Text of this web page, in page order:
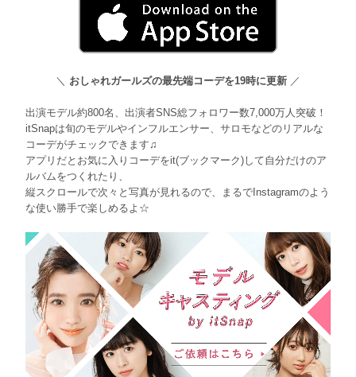
＼ おしゃれガールズの最先端コーデを19時に更新 ／
出演モデル約800名、出演者SNS総フォロワー数7,000万人突破！
itSnapは旬のモデルやインフルエンサー、サロモなどのリアルな
コーデがチェックできます♫
アプリだとお気に入りコーデをit(ブックマーク)して自分だけのア
ルバムをつくれたり、
縦スクロールで次々と写真が見れるので、まるでInstagramのよう
な使い勝手で楽しめるよ☆